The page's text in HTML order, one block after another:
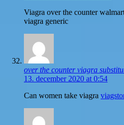
Viagra over the counter
viagra generic
over the counter viagra
13. december 2020 at 0:54
Can women take viagra